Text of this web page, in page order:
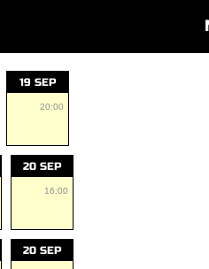
19 SEP
20:00
20 SEP
16:00
20 SEP